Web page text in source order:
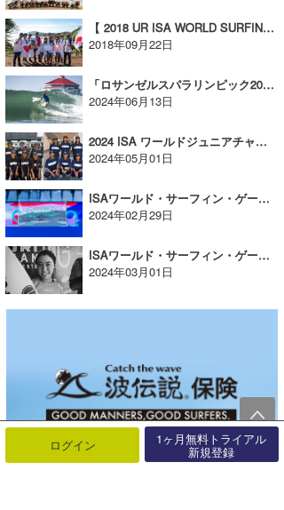
【 2018 UR ISA WORLD SURFING GAMES】日本が金メダルの歴史的快挙！！！
2018年09月22日
「ロサンゼルスパラリンピック2028」パラサーフィンは実施されず！
2024年06月13日
2024 ISA ワールドジュニアチャンピオンシップに波乗りJAPANが出発！
2024年05月01日
ISAワールド・サーフィン・ゲームス カノアがまさかの敗退！
2024年02月29日
ISAワールド・サーフィン・ゲームス DAY6 結果
2024年03月01日
ログイン 1ヶ月無料トライアル
新規登録